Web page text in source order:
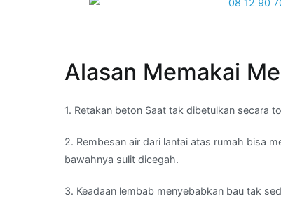
Alasan Memakai
1. Retakan beton Saat tak dibetulkan secara
2. Rembesan air dari lantai atas rumah bisa
bawahnya sulit dicegah.
3. Keadaan lembab menyebabkan bau tak